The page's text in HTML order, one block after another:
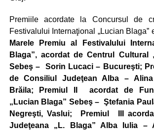
Premiile acordate la Concursul de
Festivalului Internaţional „Lucian Blaga”
Marele Premiu al Festivalului
Blaga”, acordat de Centrul Cultural
Sebeş –
Sorin Lucaci – Bucureşti;
de Consiliul Judeţean Alba –
Brăila; Premiul II acordat de
„Lucian Blaga” Sebeş – Ştefania
Negreşti, Vaslui; Premiul III
Judeţeana „L. Blaga” Alba Iulia –